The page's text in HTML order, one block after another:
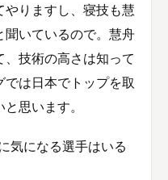
りますし、寝技も慧
聞いているので。慧舟
技術の高さは知って
は日本でトップを取
思います。
気になる選手はいる